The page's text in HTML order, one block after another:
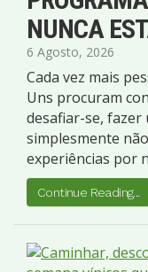
NUNCA
6 Agosto, 2026
Cada vez mais
Uns procuram
desafiar-se, fazer
simplesmente
experiências por
Continue Reading...